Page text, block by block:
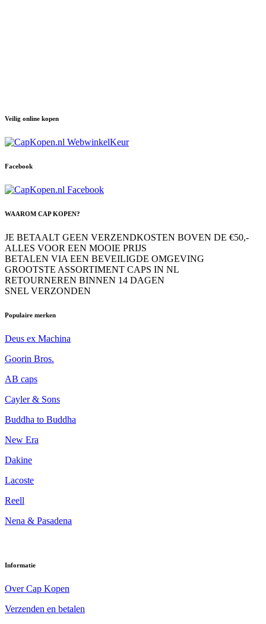
Veilig online kopen
Facebook
WAAROM CAP KOPEN?
JE BETAALT GEEN VERZENDKOSTEN BOVEN DE €50,-
ALLES VOOR EEN MOOIE PRIJS
BETALEN VIA EEN BEVEILIGDE OMGEVING
GROOTSTE ASSORTIMENT CAPS IN NL
RETOURNEREN BINNEN 14 DAGEN
SNEL VERZONDEN
Populaire merken
Deus ex Machina
Goorin Bros.
AB caps
Cayler & Sons
Buddha to Buddha
New Era
Dakine
Lacoste
Reell
Nena & Pasadena
Informatie
Over Cap Kopen
Verzenden en betalen